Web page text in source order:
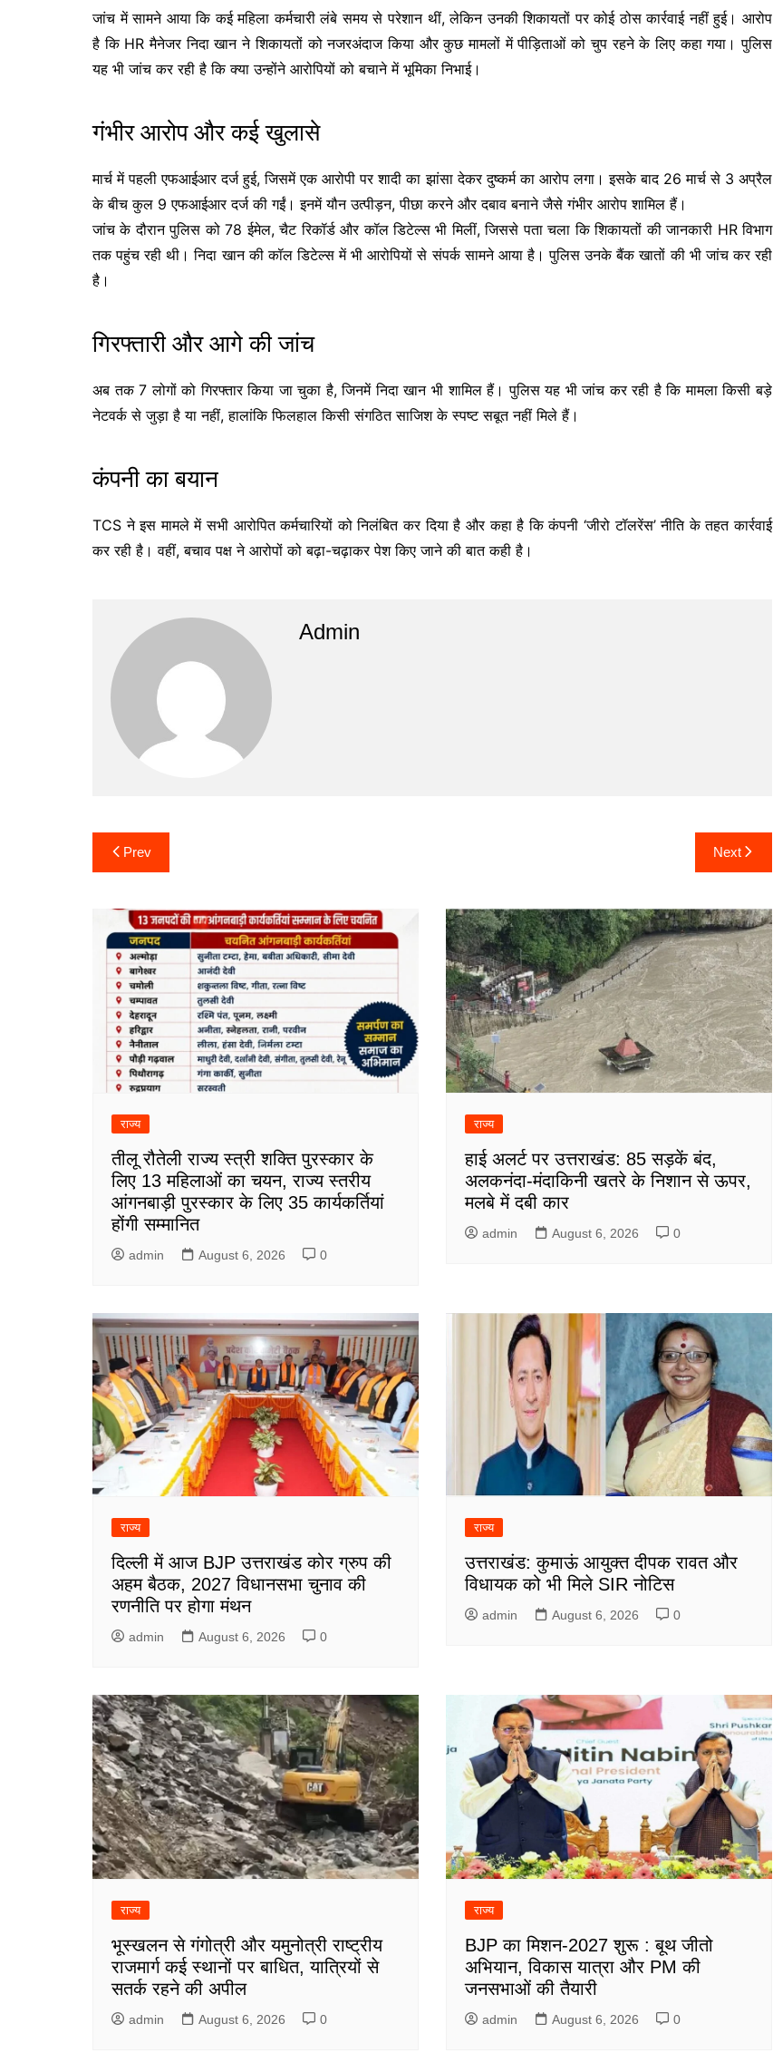
जांच में सामने आया कि कई महिला कर्मचारी लंबे समय से परेशान थीं, लेकिन उनकी शिकायतों पर कोई ठोस कार्रवाई नहीं हुई। आरोप
है कि HR मैनेजर निदा खान ने शिकायतों को नजरअंदाज किया और कुछ मामलों में पीड़िताओं को चुप रहने के लिए कहा गया। पुलिस
यह भी जांच कर रही है कि क्या उन्होंने आरोपियों को बचाने में भूमिका निभाई।
गंभीर आरोप और कई खुलासे
मार्च में पहली एफआईआर दर्ज हुई, जिसमें एक आरोपी पर शादी का झांसा देकर दुष्कर्म का आरोप लगा। इसके बाद 26 मार्च से 3 अप्रैल
के बीच कुल 9 एफआईआर दर्ज की गईं। इनमें यौन उत्पीड़न, पीछा करने और दबाव बनाने जैसे गंभीर आरोप शामिल हैं।
जांच के दौरान पुलिस को 78 ईमेल, चैट रिकॉर्ड और कॉल डिटेल्स भी मिलीं, जिससे पता चला कि शिकायतों की जानकारी HR विभाग
तक पहुंच रही थी। निदा खान की कॉल डिटेल्स में भी आरोपियों से संपर्क सामने आया है। पुलिस उनके बैंक खातों की भी जांच कर रही
है।
गिरफ्तारी और आगे की जांच
अब तक 7 लोगों को गिरफ्तार किया जा चुका है, जिनमें निदा खान भी शामिल हैं। पुलिस यह भी जांच कर रही है कि मामला किसी बड़े
नेटवर्क से जुड़ा है या नहीं, हालांकि फिलहाल किसी संगठित साजिश के स्पष्ट सबूत नहीं मिले हैं।
कंपनी का बयान
TCS ने इस मामले में सभी आरोपित कर्मचारियों को निलंबित कर दिया है और कहा है कि कंपनी ‘जीरो टॉलरेंस’ नीति के तहत कार्रवाई
कर रही है। वहीं, बचाव पक्ष ने आरोपों को बढ़ा-चढ़ाकर पेश किए जाने की बात कही है।
Admin
Post
navigation
Prev Next
राज्य
तीलू रौतेली राज्य स्त्री शक्ति पुरस्कार के
लिए 13 महिलाओं का चयन, राज्य स्तरीय
आंगनबाड़ी पुरस्कार के लिए 35 कार्यकर्तियां
होंगी सम्मानित
admin August 6, 2026 0
राज्य
हाई अलर्ट पर उत्तराखंड: 85 सड़कें बंद,
अलकनंदा-मंदाकिनी खतरे के निशान से ऊपर,
मलबे में दबी कार
admin August 6, 2026 0
राज्य
दिल्ली में आज BJP उत्तराखंड कोर ग्रुप की
अहम बैठक, 2027 विधानसभा चुनाव की
रणनीति पर होगा मंथन
admin August 6, 2026 0
राज्य
उत्तराखंड: कुमाऊं आयुक्त दीपक रावत और
विधायक को भी मिले SIR नोटिस
admin August 6, 2026 0
राज्य
भूस्खलन से गंगोत्री और यमुनोत्री राष्ट्रीय
राजमार्ग कई स्थानों पर बाधित, यात्रियों से
सतर्क रहने की अपील
admin August 6, 2026 0
राज्य
BJP का मिशन-2027 शुरू : बूथ जीतो
अभियान, विकास यात्रा और PM की
जनसभाओं की तैयारी
admin August 6, 2026 0